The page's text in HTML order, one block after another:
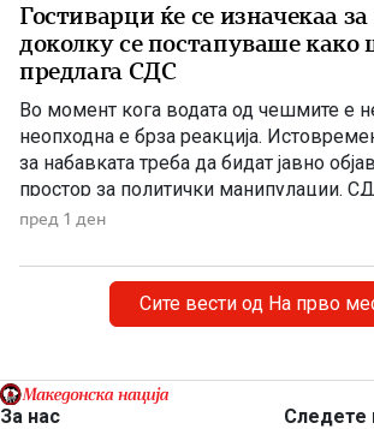
Гостиварци ќе се изначекаа за
доколку се постапуваше како
предлага СДС
Во момент кога водата од чешмите е
неопходна е брза реакција.
за набавката треба да бидат јавно
простор за политички манипулации.
бара отчетност, но останува
чекаат да заврши тендерската
соочуваат […]
пред 1 ден
Сите вести од На прво
За нас
Следете